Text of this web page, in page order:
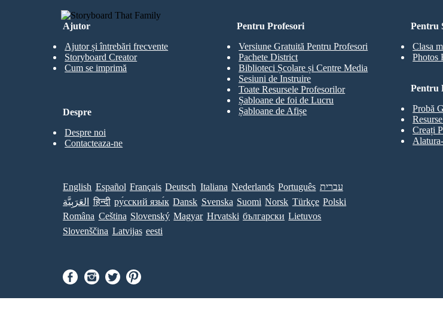
Ajutor
Ajutor și întrebări frecvente
Storyboard Creator
Cum se imprimă
Pentru
Clasa
Photos
Pentru Profesori
Versiune Gratuită Pentru Profesori
Pachete District
Biblioteci Școlare și Centre Media
Sesiuni de Instruire
Toate Resursele Profesorilor
Șabloane de foi de Lucru
Șabloane de Afișe
Pentru
Probă
Creați
Despre
Despre noi
Contacteaza-ne
English Español Français Deutsch Italiana Nederlands Português עברית
العَرَبِيَّة
हिन्दी ру́сский язы́к Dansk Svenska Suomi Norsk Türkçe Polski
Româna Ceština Slovenský Magyar Hrvatski български Lietuvos
Slovenščina Latvijas eesti